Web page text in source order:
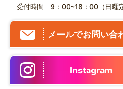
受付時間 9：00~18：00（日曜定
メールでお問い合
Instagram